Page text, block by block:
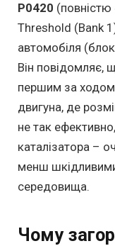
P0420
Threshold (Bank
автомобіля
Він повідомляє,
першим за ходом
двигуна, де
не так
каталізатора –
менш
середовища.
Чому